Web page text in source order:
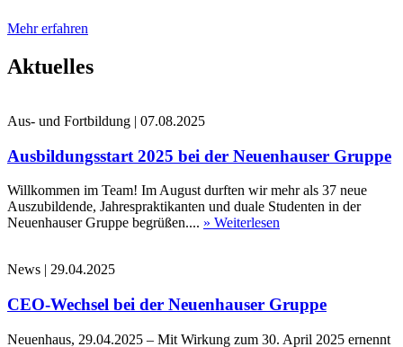
Mehr erfahren
Aktuelles
Aus- und Fortbildung | 07.08.2025
Ausbildungsstart 2025 bei der Neuenhauser Gruppe
Willkommen im Team! Im August durften wir mehr als 37 neue
Auszubildende, Jahrespraktikanten und duale Studenten in der
Neuenhauser Gruppe begrüßen.... » Weiterlesen
News | 29.04.2025
CEO-Wechsel bei der Neuenhauser Gruppe
Neuenhaus, 29.04.2025 – Mit Wirkung zum 30. April 2025 ernennt